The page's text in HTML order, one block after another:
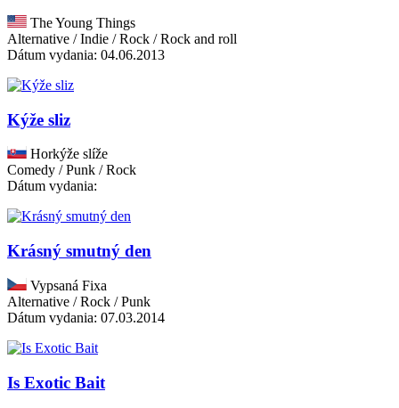
The Young Things
Alternative / Indie / Rock / Rock and roll
Dátum vydania: 04.06.2013
Kýže sliz
Horkýže slíže
Comedy / Punk / Rock
Dátum vydania:
Krásný smutný den
Vypsaná Fixa
Alternative / Rock / Punk
Dátum vydania: 07.03.2014
Is Exotic Bait